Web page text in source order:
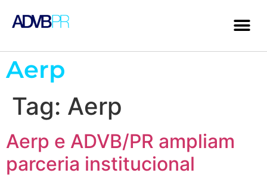
Aerp
Tag: Aerp
Aerp e ADVB/PR ampliam
parceria institucional